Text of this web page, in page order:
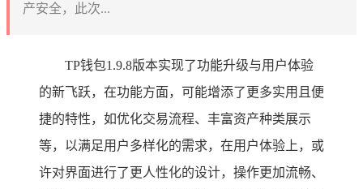
产安全，此次...
TP钱包1.9.8版本实现了功能升级与用户体验
的新飞跃，在功能方面，可能增添了更多实用且便
捷的特性，如优化交易流程、丰富资产种类展示
等，以满足用户多样化的需求，在用户体验上，或
许对界面进行了更人性化的设计，操作更加流畅、